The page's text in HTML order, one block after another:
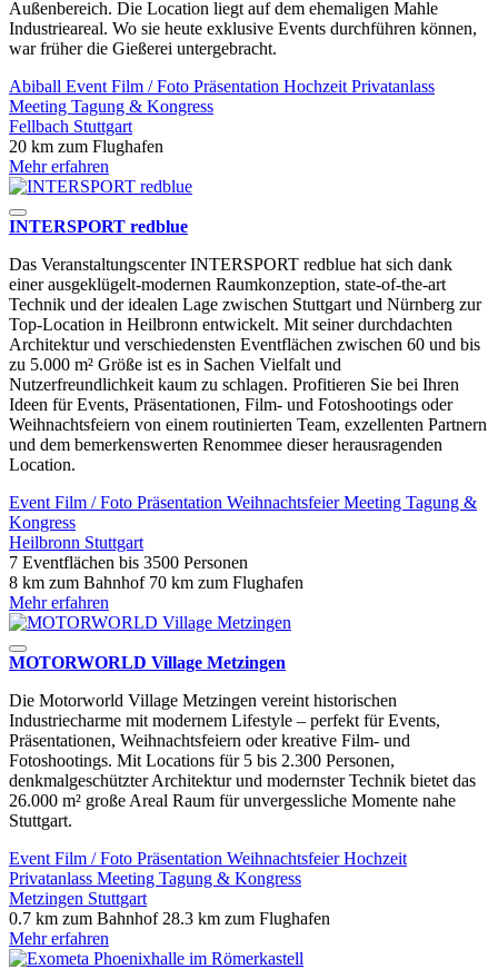
Außenbereich. Die Location liegt auf dem ehemaligen Mahle
Industrieareal. Wo sie heute exklusive Events durchführen können,
war früher die Gießerei untergebracht.
Abiball Event Film / Foto Präsentation Hochzeit Privatanlass
Meeting Tagung & Kongress
Fellbach Stuttgart
20 km zum Flughafen
Mehr erfahren
INTERSPORT redblue
Das Veranstaltungscenter INTERSPORT redblue hat sich dank
einer ausgeklügelt-modernen Raumkonzeption, state-of-the-art
Technik und der idealen Lage zwischen Stuttgart und Nürnberg zur
Top-Location in Heilbronn entwickelt. Mit seiner durchdachten
Architektur und verschiedensten Eventflächen zwischen 60 und bis
zu 5.000 m² Größe ist es in Sachen Vielfalt und
Nutzerfreundlichkeit kaum zu schlagen. Profitieren Sie bei Ihren
Ideen für Events, Präsentationen, Film- und Fotoshootings oder
Weihnachtsfeiern von einem routinierten Team, exzellenten Partnern
und dem bemerkenswerten Renommee dieser herausragenden
Location.
Event Film / Foto Präsentation WeihnachtsfeierMeeting Tagung &
Kongress
Heilbronn Stuttgart
7 Eventflächen bis 3500 Personen
8 km zum Bahnhof 70 km zum Flughafen
Mehr erfahren
MOTORWORLD Village Metzingen
Die Motorworld Village Metzingen vereint historischen
Industriecharme mit modernem Lifestyle – perfekt für Events,
Präsentationen, Weihnachtsfeiern oder kreative Film- und
Fotoshootings. Mit Locations für 5 bis 2.300 Personen,
denkmalgeschützter Architektur und modernster Technik bietet das
26.000 m² große Areal Raum für unvergessliche Momente nahe
Stuttgart.
Event Film / Foto Präsentation WeihnachtsfeierHochzeit
Privatanlass Meeting Tagung & Kongress
Metzingen Stuttgart
0.7 km zum Bahnhof 28.3 km zum Flughafen
Mehr erfahren